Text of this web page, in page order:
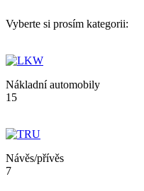
Vyberte si prosím kategorii:
Nákladní automobily
15
Návěs/přívěs
7